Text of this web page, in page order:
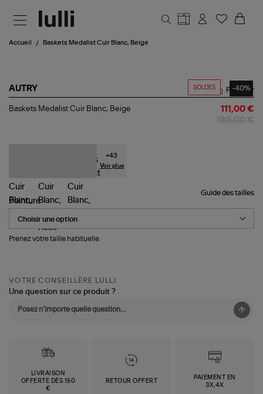
Accueil Baskets Medalist Cuir Blanc, Beige
SOLDES -40%
AUTRY
Baskets
Partager
Baskets Medalist Cuir Blanc, Beige 111,00 €
+43
Voir plus
Guide des tailles
Pointure
Prenez votre taille habituelle.
VOTRE CONSEILLÈRE LULLI
Une question sur ce produit ?
LIVRAISON
OFFERTE DÈS 150
€
RETOUR OFFERT
PAIEMENT EN
3X,4X